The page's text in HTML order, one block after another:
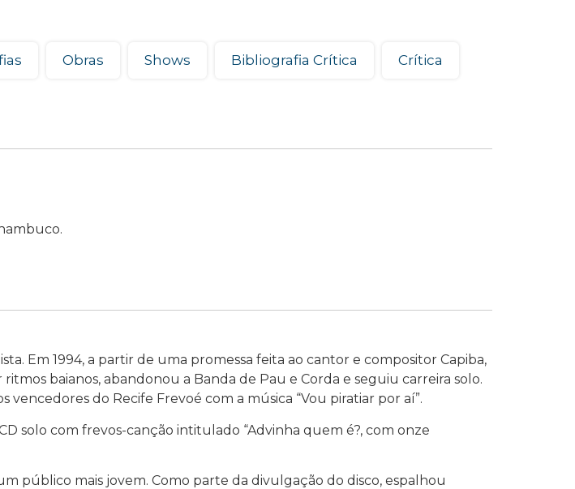
Obras Shows Bibliografia Crítica Crítica
Em 1994, a partir de uma promessa feita ao cantor e compositor Capiba,
baianos, abandonou a Banda de Pau e Corda e seguiu carreira solo.
vencedores do Recife Frevoé com a música “Vou piratiar por aí”.
solo com frevos-canção intitulado “Advinha quem é?, com onze
público mais jovem. Como parte da divulgação do disco, espalhou